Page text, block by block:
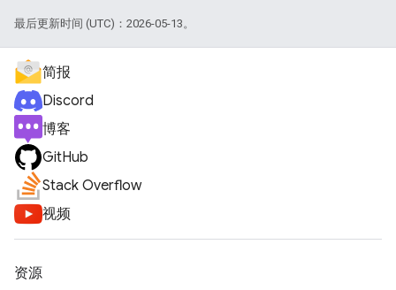
最后更新时间 (UTC)：2026-05-13。
简报
Discord
博客
GitHub
Stack Overflow
视频
资源